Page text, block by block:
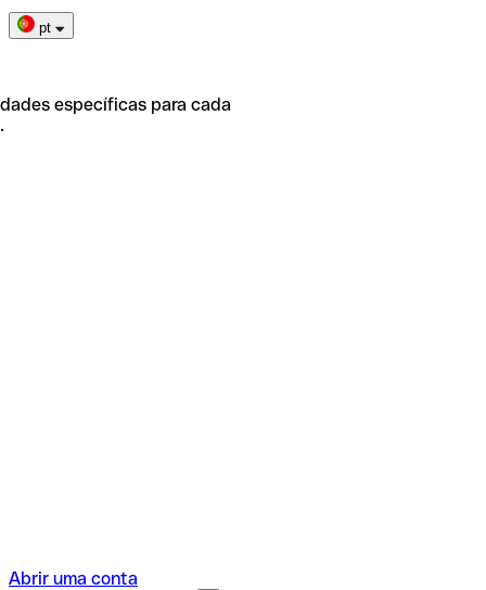
pt
específicas para cada
Abrir uma conta